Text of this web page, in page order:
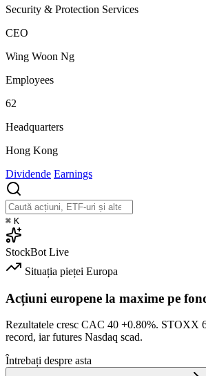
Security & Protection Services
CEO
Wing Woon Ng
Employees
62
Headquarters
Hong Kong
Dividende Earnings
⌘ K
StockBot Live
Situația pieței Europa
Acțiuni europene la maxime pe
Rezultatele cresc CAC 40 +0.80%. STOXX
record, iar futures Nasdaq scad.
Întrebați despre asta